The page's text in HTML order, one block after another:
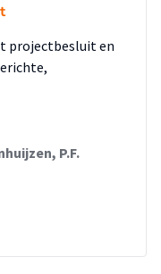
projectbesluit en
P.F.